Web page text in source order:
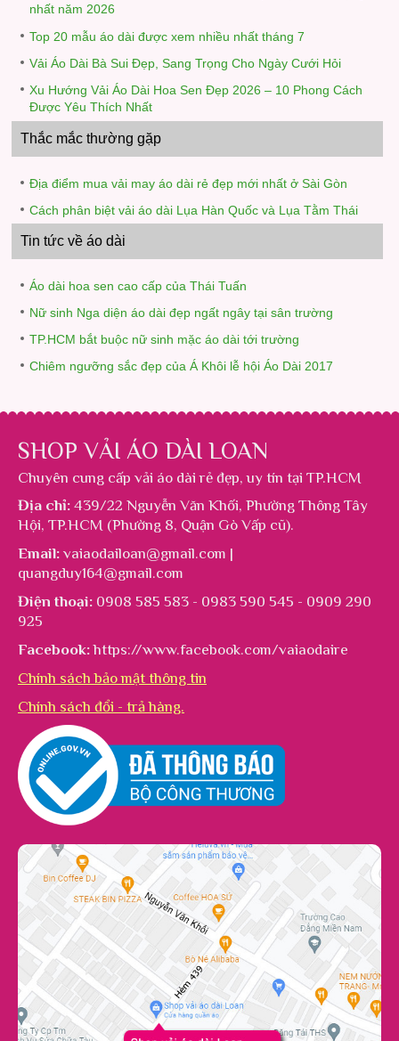
nhất năm 2026
Top 20 mẫu áo dài được xem nhiều nhất tháng 7
Vải Áo Dài Bà Sui Đẹp, Sang Trọng Cho Ngày Cưới Hỏi
Xu Hướng Vải Áo Dài Hoa Sen Đẹp 2026 – 10 Phong Cách
Được Yêu Thích Nhất
Thắc mắc thường gặp
Địa điểm mua vải may áo dài rẻ đẹp mới nhất ở Sài Gòn
Cách phân biệt vải áo dài Lụa Hàn Quốc và Lụa Tằm Thái
Tin tức về áo dài
Áo dài hoa sen cao cấp của Thái Tuấn
Nữ sinh Nga diện áo dài đẹp ngất ngây tại sân trường
TP.HCM bắt buộc nữ sinh mặc áo dài tới trường
Chiêm ngưỡng sắc đẹp của Á Khôi lễ hội Áo Dài 2017
SHOP VẢI ÁO DÀI LOAN
Chuyên cung cấp vải áo dài rẻ đẹp, uy tín tại TP.HCM
Địa chỉ: 439/22 Nguyễn Văn Khối, Phường Thông Tây
Hội, TP.HCM (Phường 8, Quận Gò Vấp cũ).
Email: vaiaodailoan@gmail.com |
quangduy164@gmail.com
Điện thoại: 0908 585 583 - 0983 590 545 - 0909 290
925
Facebook: https://www.facebook.com/vaiaodaire
Chính sách bảo mật thông tin
Chính sách đổi - trả hàng.